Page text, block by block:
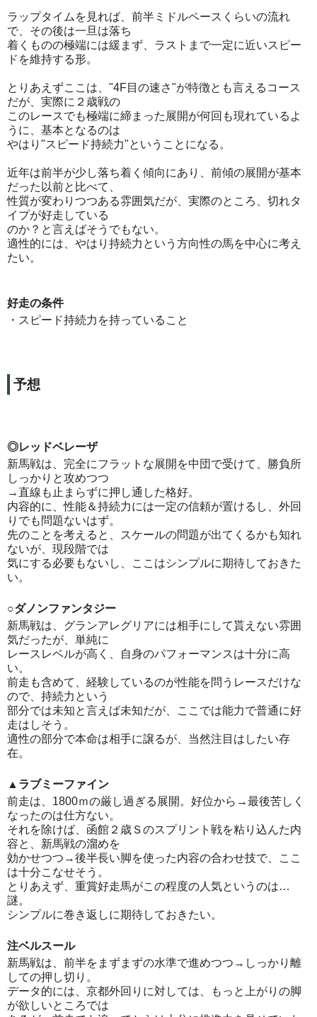
ラップタイムを見れば、前半ミドルペースくらいの流れ
で、その後は一旦は落ち
着くものの極端には緩まず、ラストまで一定に近いスピー
ドを維持する形。
とりあえずここは、"4F目の速さ"が特徴とも言えるコース
だが、実際に２歳戦の
このレースでも極端に締まった展開が何回も現れているよ
うに、基本となるのは
やはり"スピード持続力"ということになる。
近年は前半が少し落ち着く傾向にあり、前傾の展開が基本
だった以前と比べて、
性質が変わりつつある雰囲気だが、実際のところ、切れタ
イプが好走している
のか？と言えばそうでもない。
適性的には、やはり持続力という方向性の馬を中心に考え
たい。
好走の条件
・スピード持続力を持っていること
予想
◎レッドベレーザ
新馬戦は、完全にフラットな展開を中団で受けて、勝負所
しっかりと攻めつつ
→直線も止まらずに押し通した格好。
内容的に、性能＆持続力には一定の信頼が置けるし、外回
りでも問題ないはず。
先のことを考えると、スケールの問題が出てくるかも知れ
ないが、現段階では
気にする必要もないし、ここはシンプルに期待しておきた
い。
○ダノンファンタジー
新馬戦は、グランアレグリアには相手にして貰えない雰囲
気だったが、単純に
レースレベルが高く、自身のパフォーマンスは十分に高
い。
前走も含めて、経験しているのが性能を問うレースだけな
ので、持続力という
部分では未知と言えば未知だが、ここでは能力で普通に好
走はしそう。
適性の部分で本命は相手に譲るが、当然注目はしたい存
在。
▲ラブミーファイン
前走は、1800ｍの厳し過ぎる展開。好位から→最後苦しく
なったのは仕方ない。
それを除けば、函館２歳Ｓのスプリント戦を粘り込んた内
容と、新馬戦の溜めを
効かせつつ→後半長い脚を使った内容の合わせ技で、ここ
は十分こなせそう。
とりあえず、重賞好走馬がこの程度の人気というのは…
謎。
シンプルに巻き返しに期待しておきたい。
注ベルスール
新馬戦は、前半をまずまずの水準で進めつつ→しっかり離
しての押し切り。
データ的には、京都外回りに対しては、もっと上がりの脚
が欲しいところでは